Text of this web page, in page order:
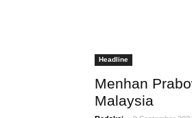
Headline
Menhan
Malaysia